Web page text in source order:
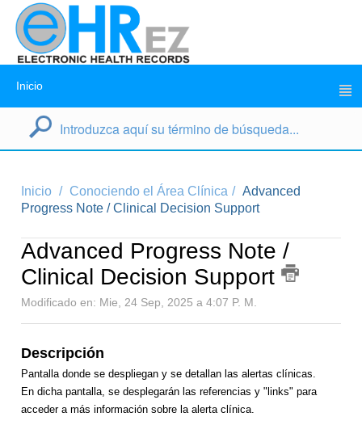
Inicio
Inicio Conociendo el Área Clínica
Advanced
Progress Note / Clinical Decision Support
Advanced Progress Note /
Clinical Decision Support
Modificado en: Mie, 24 Sep, 2025 a 4:07 P. M.
Descripción
Pantalla donde se despliegan y se detallan las alertas clínicas.
En dicha pantalla, se desplegarán las referencias y "links" para
acceder a más información sobre la alerta clínica.